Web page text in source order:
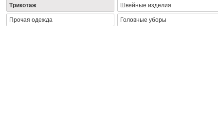
Трикотаж Швейные изделия
Прочая одежда Головные уборы